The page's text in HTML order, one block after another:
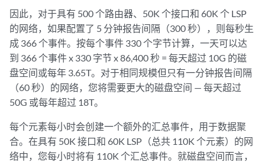
因此，对于具有 500 个路由器、50K 个接口和 60K 个 LSP
的网络，如果配置了 5 分钟报告间隔（300 秒），则每秒生
成 366 个事件。按每个事件 330 个字节计算，一天可以达
到 366 个事件 x 330 字节 x 86,400 秒 = 每天超过 10G 的磁
盘空间或每年 3.65T。对于相同规模但只有一分钟报告间隔
（60 秒）的网络，您将需要更大的磁盘空间 — 每天超过
50G 或每年超过 18T。
每个元素每小时会创建一个额外的汇总事件，用于数据聚
合。在具有 50K 接口和 60K LSP（总共 110K 个元素）的网
络中，您每小时将有 110K 个汇总事件。就磁盘空间而言，